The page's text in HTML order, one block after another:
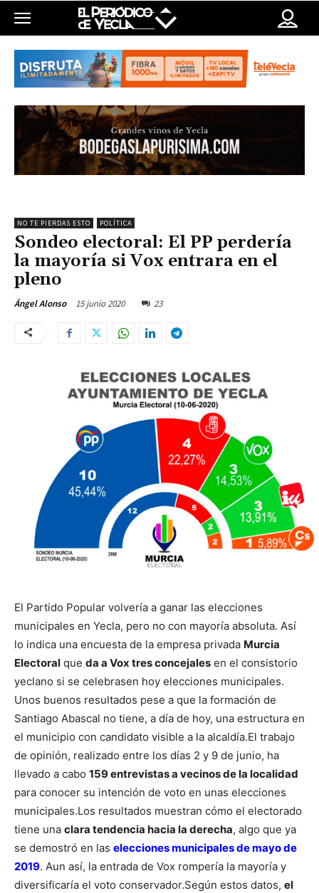
NO TE PIERDAS ESTO POLÍTICA
Sondeo electoral: El PP perdería
la mayoría si Vox entrara en el
pleno
Ángel Alonso 15 junio 2020 23
El Partido Popular volvería a ganar las elecciones
municipales en Yecla, pero no con mayoría absoluta. Así
lo indica una encuesta de la empresa privada Murcia
Electoral que da a Vox tres concejales en el consistorio
yeclano si se celebrasen hoy elecciones municipales.
Unos buenos resultados pese a que la formación de
Santiago Abascal no tiene, a día de hoy, una estructura en
el municipio con candidato visible a la alcaldía.El trabajo
de opinión, realizado entre los días 2 y 9 de junio, ha
llevado a cabo 159 entrevistas a vecinos de la localidad
para conocer su intención de voto en unas elecciones
municipales.Los resultados muestran cómo el electorado
tiene una clara tendencia hacia la derecha, algo que ya
se demostró en las elecciones municipales de mayo de
2019. Aun así, la entrada de Vox rompería la mayoría y
diversificaría el voto conservador.Según estos datos, el